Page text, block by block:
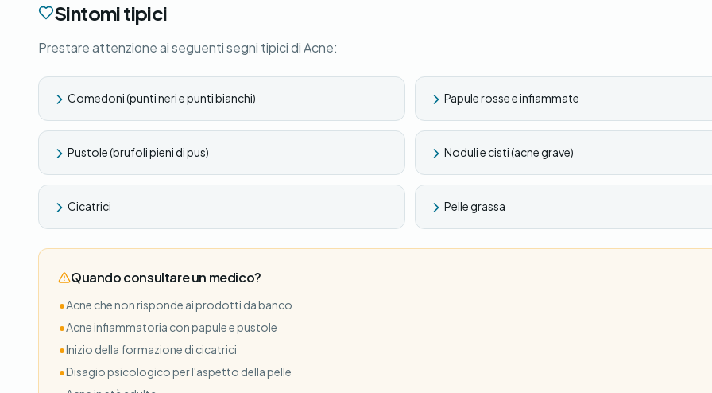
Sintomi tipici
Prestare attenzione ai seguenti segni tipici di Acne:
Comedoni (punti neri e punti bianchi) Papule rosse e infiammate
Pustole (brufoli pieni di pus) Noduli e cisti (acne grave)
Cicatrici Pelle grassa
Quando consultare un medico?
•Acne che non risponde ai prodotti da banco
•Acne infiammatoria con papule e pustole
•Inizio della formazione di cicatrici
•Disagio psicologico per l'aspetto della pelle